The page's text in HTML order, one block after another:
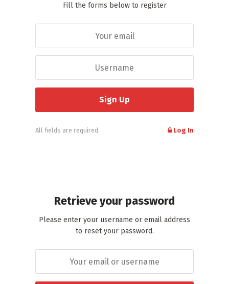
Fill the forms below to register
All fields are required. Log In
Retrieve your password
Please enter your username or email address
to reset your password.